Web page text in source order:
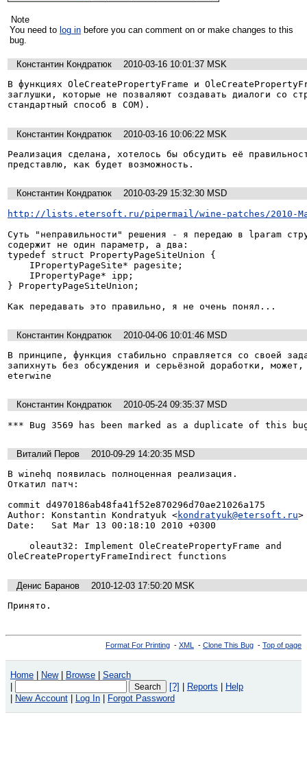
Note
You need to log in
bug.
Константин Кондратюк
2010-03-16 10:01:37 MSK
В функциях OleCreatePropertyFrame и
заглушки, которые не позваляют создавать диалоги со
стандартный способ в COM).
Константин Кондратюк
2010-03-16 10:06:22 MSK
Реализация сделана, хотелось бы обсудить её
представлю, как будет возможность.
Константин Кондратюк
2010-03-29 15:32:30 MSD
http://lists.etersoft.ru/pipermail/wine-patches/2010-
Суть "неправильности" решения - я передаю в lparam
содержит не один параметр, а два:
typedef struct PropertyPageSiteUnion {
} PropertyPageSiteUnion;
Как передавать это правильно, я не очень понял...
Константин Кондратюк
2010-04-06 10:01:46 MSD
В принципе, функция стабильно справляется со своей
запихнуть без обсуждения и серьёзной доработки,
eterwine
Константин Кондратюк
2010-05-24 09:35:37 MSD
*** Bug 3569 has been marked as a duplicate of this
Виталий Перов
2010-09-29 14:20:35 MSD
В winehq появилась полноценная реализация.
Откатил патч:
commit d4970186ab48fa41f52e870296d70ae21026a175
Author: Konstantin Kondratyuk <kondratyuk@etersoft.ru>
Date:   Sat Mar 13 00:18:10 2010 +0300
OleCreatePropertyFrameIndirect functions
Денис Баранов
2010-12-03 17:50:20 MSK
Принято.
Format For Printing - XML - Clone This Bug - Top of page
Home New Browse
Search
[?] Reports
Help
New Account Log In Forgot Password